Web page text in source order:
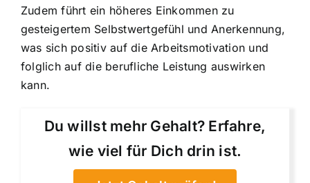
Zudem führt ein höheres Einkommen zu
gesteigertem Selbstwertgefühl und Anerkennung,
was sich positiv auf die Arbeitsmotivation und
folglich auf die berufliche Leistung auswirken
kann.
Du willst mehr Gehalt? Erfahre,
wie viel für Dich drin ist.